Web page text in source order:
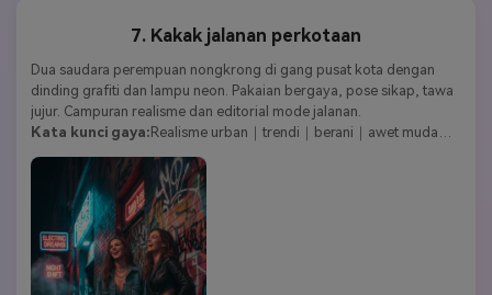
7. Kakak jalanan perkotaan
Dua saudara perempuan nongkrong di gang pusat kota dengan
dinding grafiti dan lampu neon. Pakaian bergaya, pose sikap, tawa
jujur. Campuran realisme dan editorial mode jalanan.
Kata kunci gaya: Realisme urban｜trendi｜berani｜awet muda｜
gaya jalanan